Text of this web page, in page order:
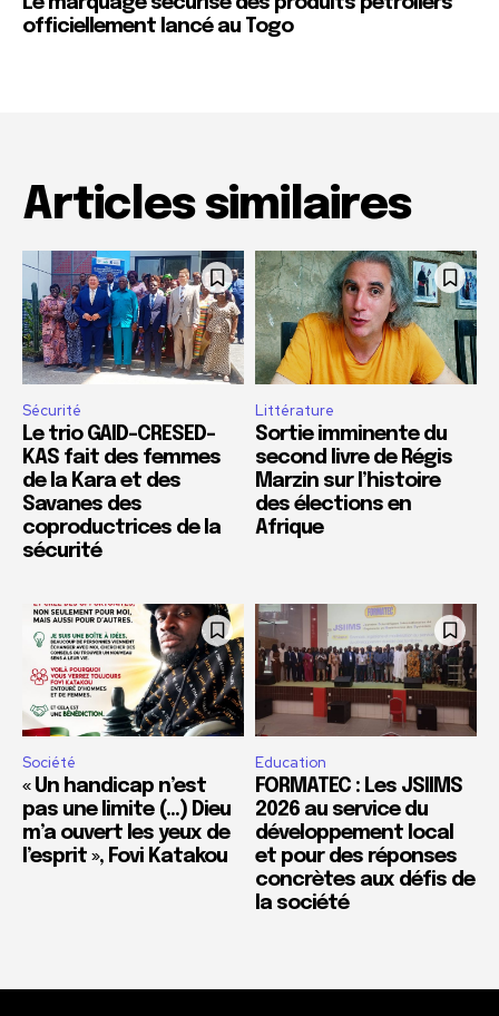
officiellement lancé au Togo
Articles similaires
Sécurité
Le trio GAID-CRESED-
KAS fait des femmes
de la Kara et des
Savanes des
coproductrices de la
sécurité
Littérature
Sortie imminente du
second livre de Régis
Marzin sur l’histoire
des élections en
Afrique
Société
« Un handicap n’est
pas une limite (…) Dieu
m’a ouvert les yeux de
l’esprit », Fovi Katakou
Education
FORMATEC : Les JSIIMS
2026 au service du
développement local
et pour des réponses
concrètes aux défis de
la société